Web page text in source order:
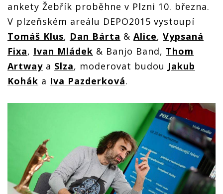
ankety Žebřík proběhne v Plzni 10. března.
V plzeňském areálu DEPO2015 vystoupí
Tomáš Klus, Dan Bárta & Alice, Vypsaná
Fixa, Ivan Mládek & Banjo Band, Thom
Artway a Slza, moderovat budou Jakub
Kohák a Iva Pazderková.